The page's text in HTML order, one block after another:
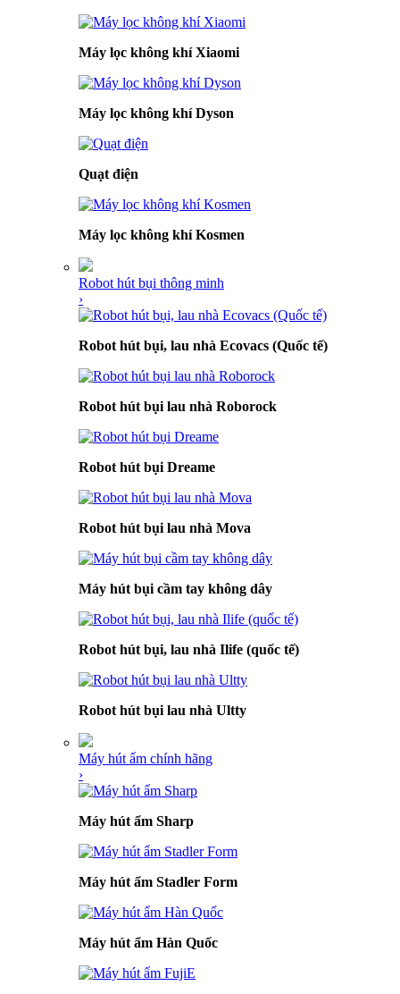
Máy lọc không khí Xiaomi
Máy lọc không khí Dyson
Quạt điện
Máy lọc không khí Kosmen
Robot hút bụi thông minh
›
Robot hút bụi, lau nhà Ecovacs (Quốc tế)
Robot hút bụi lau nhà Roborock
Robot hút bụi Dreame
Robot hút bụi lau nhà Mova
Máy hút bụi cầm tay không dây
Robot hút bụi, lau nhà Ilife (quốc tế)
Robot hút bụi lau nhà Ultty
Máy hút ẩm chính hãng
›
Máy hút ẩm Sharp
Máy hút ẩm Stadler Form
Máy hút ẩm Hàn Quốc